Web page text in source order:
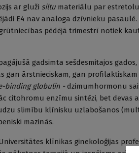
ar gluži siltu materiālu par
E4 nav analoga dzīvnieku
pēdējā trimestrī notiek
gadsimta sešdesmitajos
gan ārstnieciskam, gan
binding globulin -dzimumhormonu
citohromu enzīmu sintēzi, bet
slimību klīnisku uzlabošanos
mazinās.
klīnikas ginekoloģijas